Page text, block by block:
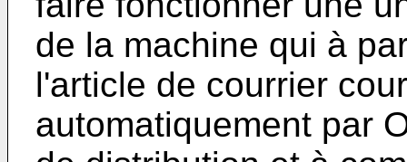
de la machine qui à
l'article de courrier
automatiquement par